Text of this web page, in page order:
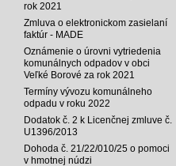
rok 2021
Zmluva o elektronickom zasielaní
faktúr - MADE
Oznámenie o úrovni vytriedenia
komunálnych odpadov v obci
Veľké Borové za rok 2021
Termíny vývozu komunálneho
odpadu v roku 2022
Dodatok č. 2 k Licenčnej zmluve č.
U1396/2013
Dohoda č. 21/22/010/25 o pomoci
v hmotnej núdzi